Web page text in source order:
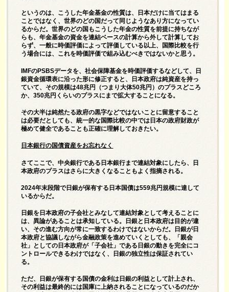
というのは、こうした年金基金の性質は、日本だけに当てはまる
ことではなく、世界のどの国だって同じようなあり方になってい
るからだ。世界のどの国もこうした年金の性質を前提に持ちなが
らも、年金基金の資金を連結ベースの計算から外して計算してお
らず、一般に時価評価によって評価している以上、国際比較を行
う場合には、これを時価評価で組み込むべきではないかと思う。
IMFのPSBSデータを、社会保障基金を時価評価するなどして、日
銀資金循環表に沿った形に修正すると、日本政府は純資産を持っ
ていて、その規模は48兆円（つまり大体50兆円）のプラスどころ
か、350兆円くらいのプラスにまで拡大することになる。
その大半は純然たる政府の黒字などではないことに留意すること
は必要だとしても、統一的な国際比較の中では日本の政府財政が
極めて健全であることも正確に理解しておきたい。
日本銀行の国債資産をお忘れなく
さてここで、中央銀行である日本銀行まで連結対象にしたら、日
本政府のプラスはさらに大きくなることもよく指摘される。
2024年末段階で日銀が保有する日本国債は559兆円規模に達して
いるからだ。
日銀を日本政府の子会社とみなして連結対象として考えることに
は、異論があることは承知している。日銀と日本政府は目的が違
い、その進む方向が常に一致するわけではないからだ。日銀が日
本政府と協議しながら金融政策を進めていくとしても、「親会
社」としての日本政府が「子会社」である日銀の動きを完全にコ
ントロールできるわけではなく、日銀の独立性は保証されてい
る。
ただ、日銀が保有する国債の金利は日銀の利益として計上され、
その利益は最終的には国庫に上納されることになっているのだか